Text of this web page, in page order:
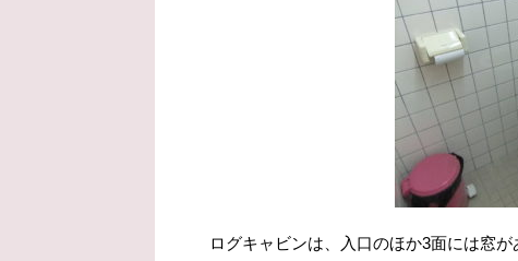
ログキャビンは、入口のほか3面には窓が